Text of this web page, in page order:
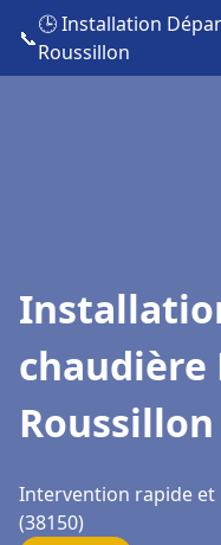
📞
🕒 Installation
Roussillon
chaudière
Roussillon
Intervention rapide et
(38150)